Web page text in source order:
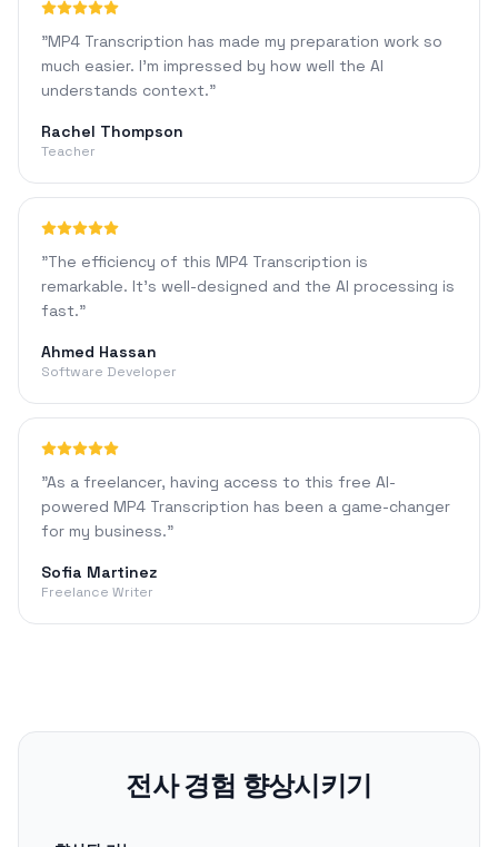
"MP4 Transcription has made my preparation work so
much easier. I'm impressed by how well the AI
understands context."
Rachel Thompson
Teacher
"The efficiency of this MP4 Transcription is
remarkable. It's well-designed and the AI processing is
fast."
Ahmed Hassan
Software Developer
"As a freelancer, having access to this free AI-
powered MP4 Transcription has been a game-changer
for my business."
Sofia Martinez
Freelance Writer
전사 경험 향상시키기